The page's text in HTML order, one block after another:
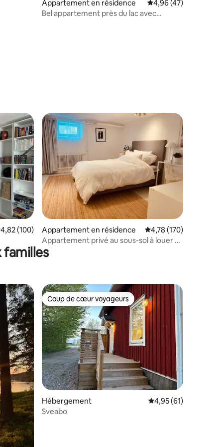
: 4,9 sur 5
Appartement en résidence Évaluation moyenne
4,96 (47)
Bel appartement près du lac avec
: 4,91 sur 5
moyenne sur la base de 100 commentaires : 4,82 sur 5
4,82 (100)
Appartement en résidence Évaluation moyenne
4,78 (170)
Appartement privé au sous-sol à louer au
centre d'Örebro
familles
Coup de cœur voyageurs
Coup de cœur voyageurs
Hébergement Évaluation moyenne
4,95 (61)
Sveabo